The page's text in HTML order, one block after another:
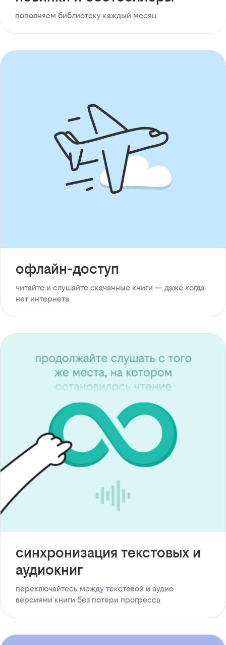
пополняем библиотеку каждый месяц
офлайн-доступ
читайте и слушайте скачанные книги — даже когда
нет интернета
синхронизация текстовых и
аудиокниг
переключайтесь между текстовой и аудио
версиями книги без потери прогресса